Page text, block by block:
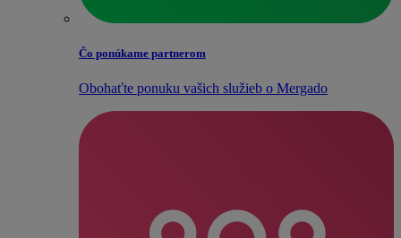
Čo ponúkame partnerom
Obohaťte ponuku vašich služieb o Mergado